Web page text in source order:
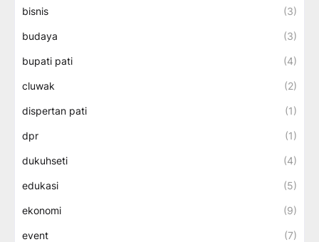
bisnis (3)
budaya (3)
bupati pati (4)
cluwak (2)
dispertan pati (1)
dpr (1)
dukuhseti (4)
edukasi (5)
ekonomi (9)
event (7)